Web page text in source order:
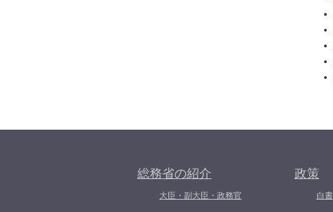
総務省の紹介
大臣・副大臣・政務官
政策
白書